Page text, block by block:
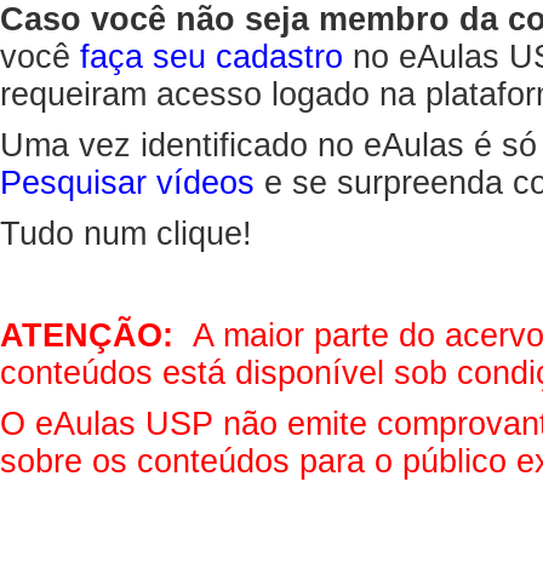
Caso você não seja membro da
você faça seu cadastro no eAulas
requeiram acesso logado na
Uma vez identificado no eAulas é
Pesquisar vídeos e se surpreenda
Tudo num clique!
ATENÇÃO: A maior parte do
conteúdos está disponível sob
O eAulas USP não emite
sobre os conteúdos para o público